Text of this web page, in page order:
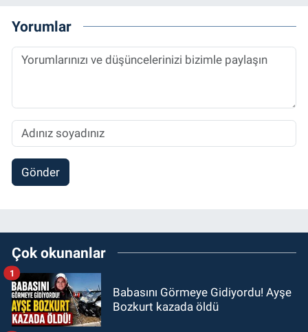
Yorumlar
Gönder
Çok okunanlar
Babasını Görmeye Gidiyordu! Ayşe
Bozkurt kazada öldü
1